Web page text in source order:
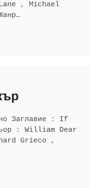
, Michael
Заглавие : If
: William Dear
Grieco ,